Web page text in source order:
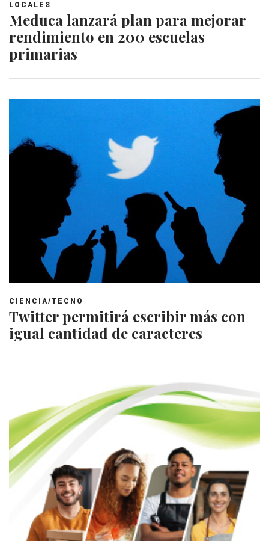
LOCALES
Meduca lanzará plan para mejorar
rendimiento en 200 escuelas
primarias
CIENCIA/TECNO
Twitter permitirá escribir más con
igual cantidad de caracteres